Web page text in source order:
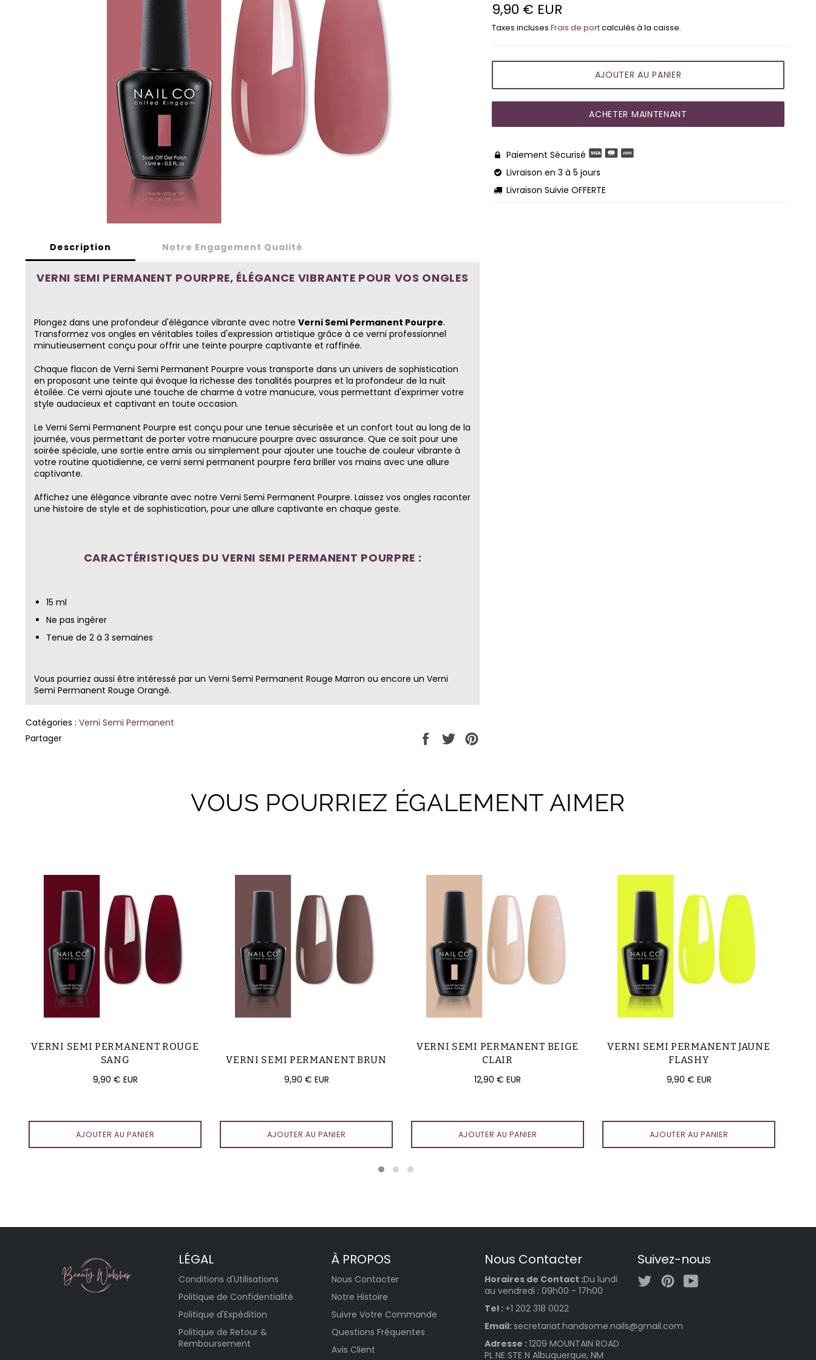
Description Notre Engagement Qualité
VERNI SEMI PERMANENT POURPRE, ÉLÉGANCE VIBRANTE POUR VOS ONGLES
Plongez dans une profondeur d'élégance vibrante avec notre Verni Semi Permanent Pourpre.
Transformez vos ongles en véritables toiles d'expression artistique grâce à ce verni professionnel
minutieusement conçu pour offrir une teinte pourpre captivante et raffinée.
Chaque flacon de Verni Semi Permanent Pourpre vous transporte dans un univers de sophistication
en proposant une teinte qui évoque la richesse des tonalités pourpres et la profondeur de la nuit
étoilée. Ce verni ajoute une touche de charme à votre manucure, vous permettant d'exprimer votre
style audacieux et captivant en toute occasion.
Le Verni Semi Permanent Pourpre est conçu pour une tenue sécurisée et un confort tout au long de la
journée, vous permettant de porter votre manucure pourpre avec assurance. Que ce soit pour une
soirée spéciale, une sortie entre amis ou simplement pour ajouter une touche de couleur vibrante à
votre routine quotidienne, ce verni semi permanent pourpre fera briller vos mains avec une allure
captivante.
Affichez une élégance vibrante avec notre Verni Semi Permanent Pourpre. Laissez vos ongles raconter
une histoire de style et de sophistication, pour une allure captivante en chaque geste.
CARACTÉRISTIQUES DU VERNI SEMI PERMANENT POURPRE :
15 ml
Ne pas ingérer
Tenue de 2 à 3 semaines
Vous pourriez aussi être intéressé par un Verni Semi Permanent Rouge Marron ou encore un Verni
Semi Permanent Rouge Orangé.
Catégories : Verni Semi Permanent
Partager
Partager
sur
Tweeter
sur
Prix
régulier
9,90 € EUR
Taxes incluses.Frais de portcalculés à la caisse.
AJOUTER AU PANIER
ACHETER MAINTENANT
 Paiement Sécurisé
 Livraison en 3 à 5 jours
 Livraison Suivie OFFERTE
VOUS POURRIEZ ÉGALEMENT AIMER
VERNI SEMI PERMANENT ROUGE
SANG
Prix
9,90 € EUR
AJOUTER AU PANIER
VERNI SEMI PERMANENT BRUN
Prix
9,90 € EUR
AJOUTER AU PANIER
VERNI SEMI PERMANENT BEIGE
CLAIR
Prix
12,90 € EUR
AJOUTER AU PANIER
VERNI SEMI PERMANENT JAUNE
FLASHY
Prix
9,90 € EUR
AJOUTER AU PANIER
LÉGAL
Conditions d'Utilisations
Politique de Confidentialité
Politique d'Expédition
Politique de Retour &
Remboursement
À PROPOS
Nous Contacter
Notre Histoire
Suivre Votre Commande
Questions Fréquentes
Avis Client
Nous Contacter
Horaires de Contact :Du lundi
au vendredi : 09h00 - 17h00
Tel : +1 202 318 0022
Email: secretariat.handsome.nails@gmail.com
Adresse :1209 MOUNTAIN ROAD
PL NE STE N Albuquerque, NM
Suivez-nous
TwitterPinterest